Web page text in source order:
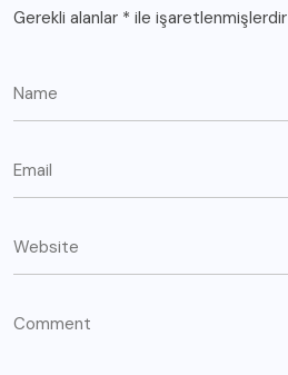
Gerekli alanlar * ile işaretlenmişlerdir